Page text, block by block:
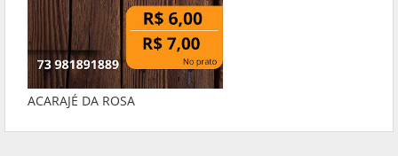
ACARAJÉ DA ROSA